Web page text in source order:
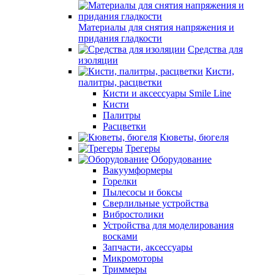
Материалы для снятия напряжения и
придания гладкости
Средства для
изоляции
Кисти,
палитры, расцветки
Кисти и аксессуары Smile Line
Кисти
Палитры
Расцветки
Кюветы, бюгеля
Трегеры
Оборудование
Вакуумформеры
Горелки
Пылесосы и боксы
Сверлильные устройства
Вибростолики
Устройства для моделирования
восками
Запчасти, аксессуары
Микромоторы
Триммеры